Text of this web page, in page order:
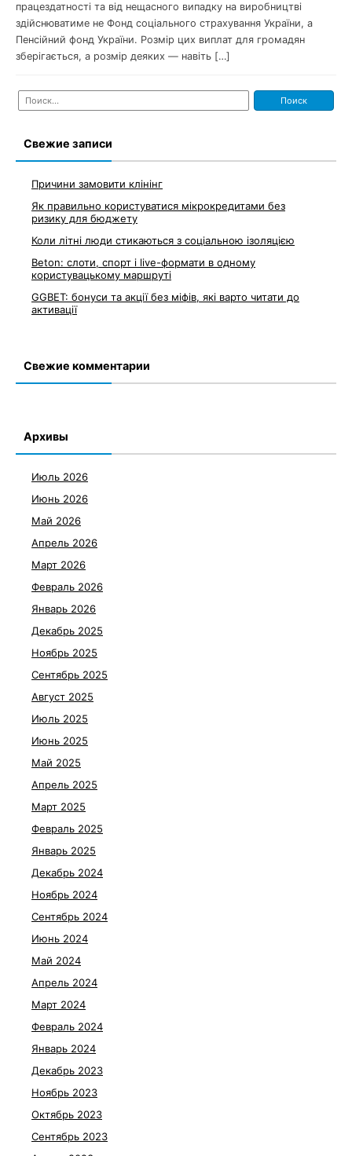
працездатності та від нещасного випадку на виробництві
здійснюватиме не Фонд соціального страхування України, а
Пенсійний фонд України. Розмір цих виплат для громадян
зберігається, а розмір деяких — навіть […]
Найти:
Свежие записи
Причини замовити клінінг
Як правильно користуватися мікрокредитами без
ризику для бюджету
Коли літні люди стикаються з соціальною ізоляцією
Beton: слоти, спорт і live-формати в одному
користувацькому маршруті
GGBET: бонуси та акції без міфів, які варто читати до
активації
Свежие комментарии
Архивы
Июль 2026
Июнь 2026
Май 2026
Апрель 2026
Март 2026
Февраль 2026
Январь 2026
Декабрь 2025
Ноябрь 2025
Сентябрь 2025
Август 2025
Июль 2025
Июнь 2025
Май 2025
Апрель 2025
Март 2025
Февраль 2025
Январь 2025
Декабрь 2024
Ноябрь 2024
Сентябрь 2024
Июнь 2024
Май 2024
Апрель 2024
Март 2024
Февраль 2024
Январь 2024
Декабрь 2023
Ноябрь 2023
Октябрь 2023
Сентябрь 2023